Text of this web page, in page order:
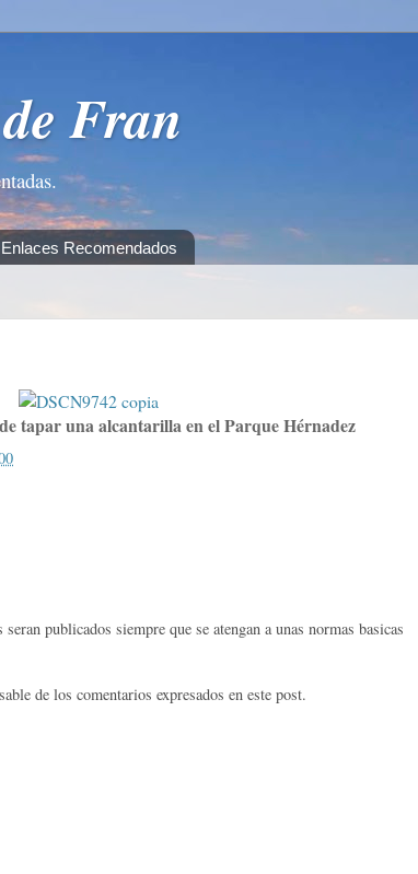
Fran
Enlaces Recomendados
tapar una alcantarilla en el Parque Hérnadez
publicados siempre que se atengan a unas normas basicas
de los comentarios expresados en este post.